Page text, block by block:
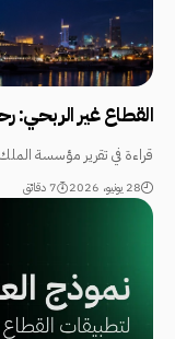
القطاع غير الربحي: رحلة
قراءة في تقرير مؤسسة
28 يونيو، 2026 7 دقائق